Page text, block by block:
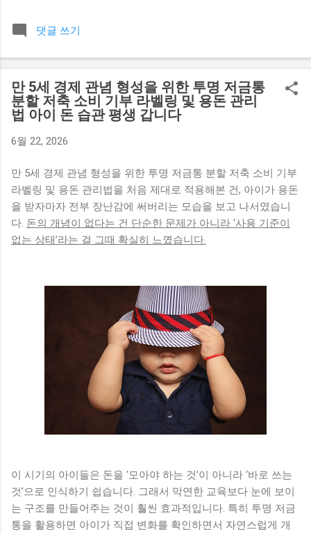
에서는 뱉는 능력이 부족하기 때문에 도포량과 마감 방식이 결
과를 완전히 좌우합니다. 오늘은 현장에서 부모님들이 가장 많
을 구체적으로 풀어보겠습니다. 첫 양치질에서 불소 치약을 사
용하는 이유 초기 충치 예방 효과 불소는 치아 표면을 강화하고
충치균 활동을 억제하는 역할을 합니다. 특히 유치가 나오기 시
작하는 시기에는 법랑질이 약하기 때문에 외부 보호가 필요합
니다. 실제로 초기부터 불소 치약을 사용한 경우와 그렇지 않은
에서 상담을 진행하다 보면 이 시기를 놓쳐 후회하는 경우가 많
습니다. 1000ppm 농도의 의미 1000ppm은 영유아용으로 안전
성과 효과가 검증된 농도입니다. 너무 낮으면 예방 효과가 부족
하고, 너무 높으면 삼킴에 대한 부담이 커집니다. 그래서 이 수
치는 균형점이라고 볼 수 있습니다. 실제로 많은 소아 치과에서
알 크기’라고 하지만 실제로 보면 생각보다 매우 작습니다. 길이
약 3~5mm 정도, 아주 얇게 묻히는 수준입니다. 많은 분들이 이
보다 2~3배 많이 사용하는 경우가 있습니다. 실제로 제가 지도
했던 사례에서도 대부분 과다 도포가 문제였습니다. 도포 위치
와 방식 치약은 칫솔 끝에 살짝 묻히듯이 도포하는 것이 좋습니
다. 짜서 올리는 방식이 아니라...
댓글 쓰기
만 5세 경제 관념 형성을 위한 투명 저금통
분할 저축 소비 기부 라벨링 및 용돈 관리
법 아이 돈 습관 평생 갑니다
6월 22, 2026
만 5세 경제 관념 형성을 위한 투명 저금통 분할 저축 소비 기부
라벨링 및 용돈 관리법을 처음 제대로 적용해본 건, 아이가 용돈
을 받자마자 전부 장난감에 써버리는 모습을 보고 나서였습니
다. 돈의 개념이 없다는 건 단순한 문제가 아니라 ‘사용 기준이
없는 상태’라는 걸 그때 확실히 느꼈습니다.
이 시기의 아이들은 돈을 ‘모아야 하는 것’이 아니라 ‘바로 쓰는
것’으로 인식하기 쉽습니다. 그래서 막연한 교육보다 눈에 보이
는 구조를 만들어주는 것이 훨씬 효과적입니다. 특히 투명 저금
통을 활용하면 아이가 직접 변화를 확인하면서 자연스럽게 개